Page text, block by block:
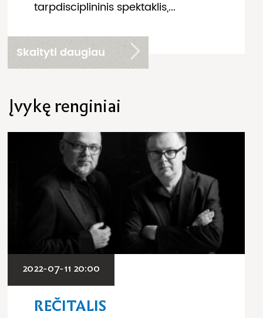
tarpdisciplininis spektaklis,...
Skaityti daugiau
Įvykę renginiai
2022-07-11 20:00
REČITALIS